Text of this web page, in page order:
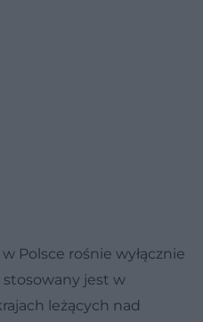
Polsce rośnie wyłącznie
jest w
leżących nad